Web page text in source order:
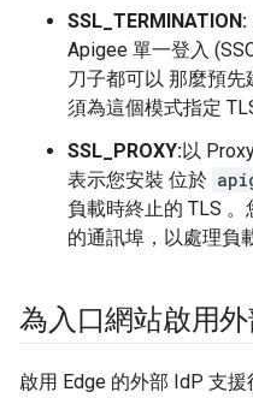
SSL_TERMINATION:
Apigee 單一登入
刀子都可以 那麼預
須為這個模式指定
SSL_PROXY:以
表示您安裝 位於
負載時終止的 TLS 。
的通訊埠，以處理負
為入口網站啟用外
啟用 Edge 的外部 IdP 支